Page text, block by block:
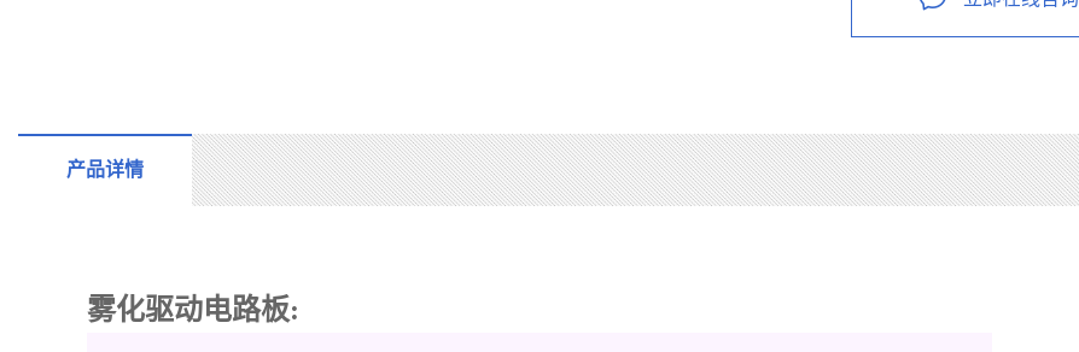
产品详情
雾化驱动电路板: